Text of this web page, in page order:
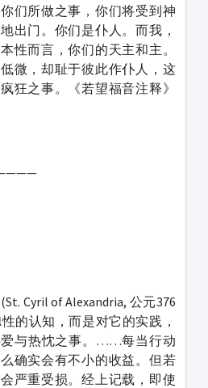
们所做之事，你们将受到神
出门。你们是仆人。而我，
性而言，你们的天主和主。
微，却耻于彼此作仆人，这
狂之事。《若望福音注释》
Cyril of Alexandria, 公元376
的认知，而是对它的实践，
爱与热忱之事。……每当行动
确实会有不小的收益。但若
严重受损。经上记载，即使